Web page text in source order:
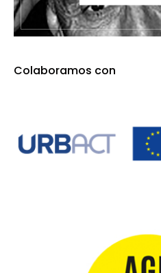
Colaboramos con